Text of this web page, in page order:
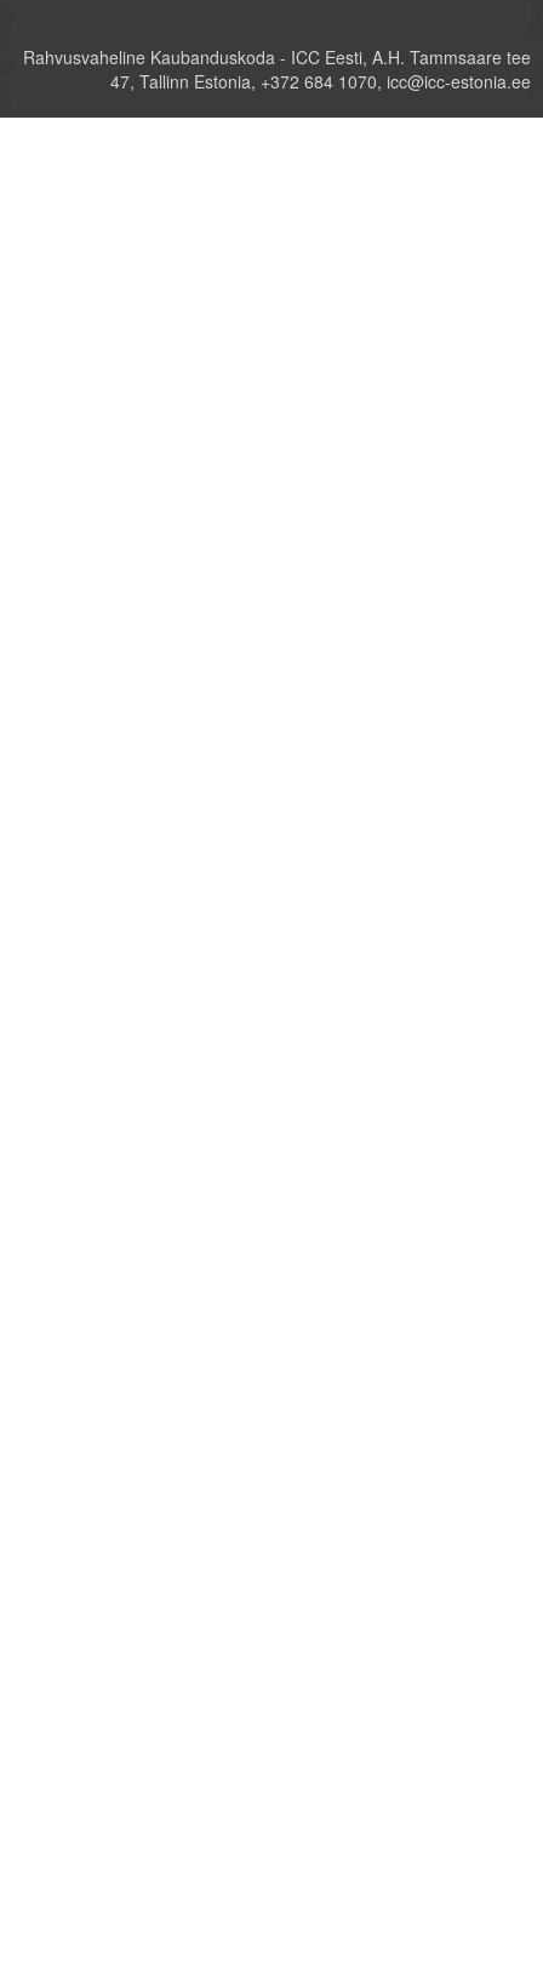
Rahvusvaheline Kaubanduskoda - ICC Eesti, A.H. Tammsaare tee
47, Tallinn Estonia, +372 684 1070, icc@icc-estonia.ee